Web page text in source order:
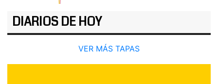
DIARIOS DE HOY
VER MÁS TAPAS